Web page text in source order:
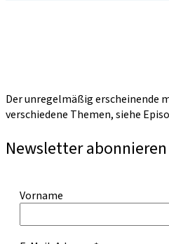
Der unregelmäßig erscheinende
verschiedene Themen, siehe
Newsletter abonnieren
Vorname